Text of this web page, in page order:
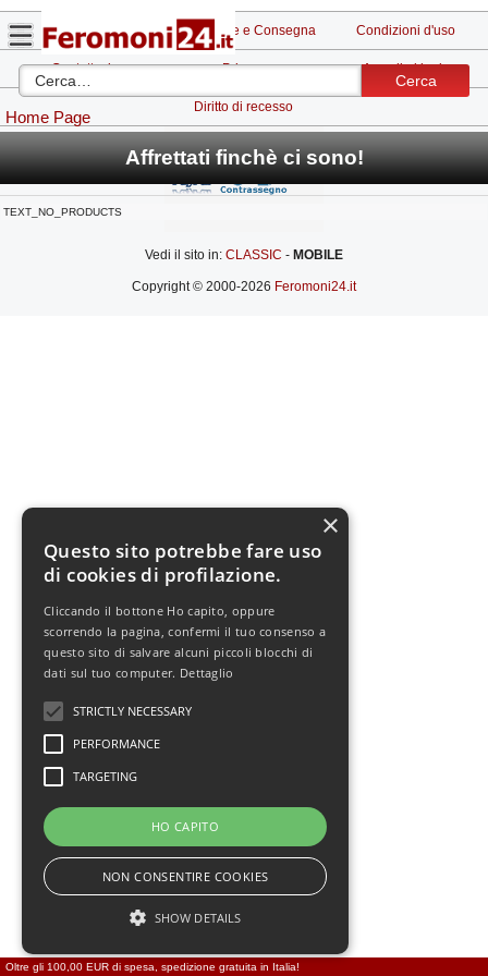
Cerca
Home Page
Affrettati finchè ci sono!
TEXT_NO_PRODUCTS
Note legali Spedizione e Consegna Condizioni d'uso
Contattaci Privacy Accedi al login
Diritto di recesso
Vedi il sito in: - MOBILE
Copyright © 2000-2026 Feromoni24.it
Oltre gli 100,00 EUR di spesa, spedizione gratuita in Italia!
Questo sito potrebbe fare uso
di cookies di profilazione.
Cliccando il bottone Ho capito, oppure
scorrendo la pagina, confermi il tuo consenso a
questo sito di salvare alcuni piccoli blocchi di
dati sul tuo computer. Dettaglio
STRICTLY NECESSARY
PERFORMANCE
TARGETING
HO CAPITO
NON CONSENTIRE COOKIES
SHOW DETAILS
×